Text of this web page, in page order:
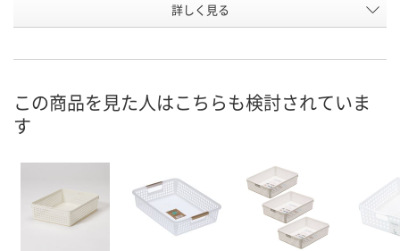
ARW4651 ARW5231
お届け日 8月11日（火） 8月11日（火）
ついてご連絡
カゴへ カゴへ
詳しく見る
この商品を見た人はこちらも検討されていま
す